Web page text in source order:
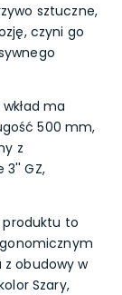
sztuczne,
czyni go
ma
500 mm,
z
3'' GZ,
to
z obudowy w
Szary,